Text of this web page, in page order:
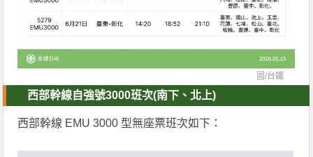
圖/台鐵
西部幹線自強號3000班次(南下、北上)
西部幹線 EMU 3000 型無座票班次如下：